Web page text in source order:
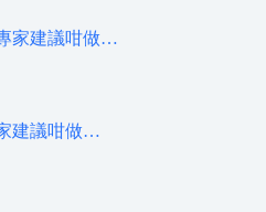
家建議咁做…
建議咁做…